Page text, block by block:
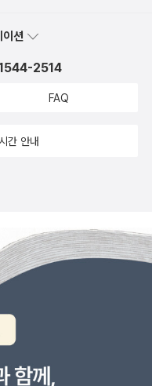
션
2514
FAQ
간 안내